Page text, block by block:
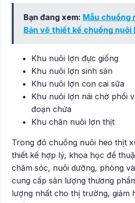
Bạn đang xem: Mẫu chuồng
Bản vẽ thiết kế chuồng nuôi
Khu nuôi lợn đực giống
Khu nuôi lợn sinh sản
Khu nuôi lợn con cai sữa
Khu nuôi lợn nái chờ phối
đoạn chửa
Khu chăn nuôi lợn thịt
Trong đó chuồng nuôi heo thịt
thiết kế hợp lý, khoa học để
chăm sóc, nuôi dưỡng, phòng
cung cấp sản lượng thương
lượng nhất cho thị trường, giảm